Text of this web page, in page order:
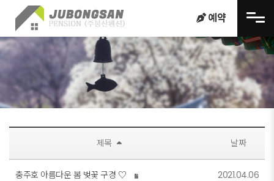
메뉴 건너뛰기
예약
제목 날짜
충주호 아름다운 봄 벚꽃 구경 ♡ 2021.04.06